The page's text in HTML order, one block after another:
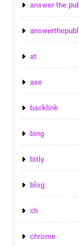
answer the
at
axe
backlink
bing
bitly
blog
ch
chrome